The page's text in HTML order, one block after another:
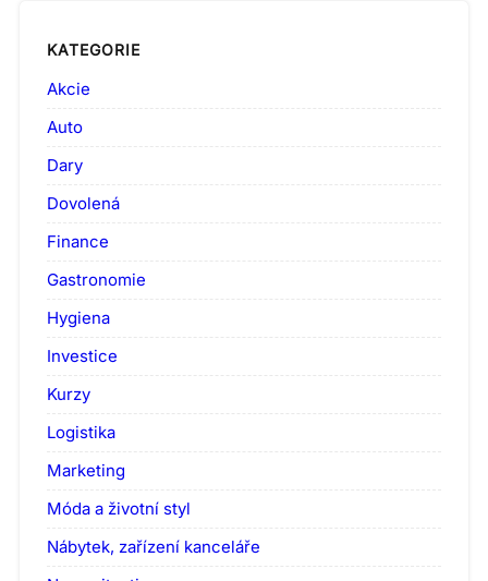
KATEGORIE
Akcie
Auto
Dary
Dovolená
Finance
Gastronomie
Hygiena
Investice
Kurzy
Logistika
Marketing
Móda a životní styl
Nábytek, zařízení kanceláře